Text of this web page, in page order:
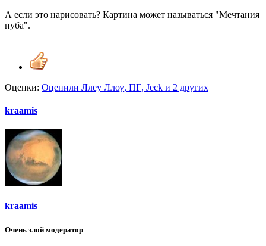
А если это нарисовать? Картина может называться "Мечтания
нуба".
Оценки: Оценили Ллеу Ллоу, ПГ, Jeck и 2 других
kraamis
kraamis
Очень злой модератор